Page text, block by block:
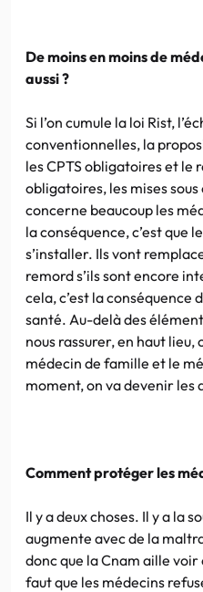
De moins en moins de
aussi ?
Si l’on cumule la loi Rist,
conventionnelles, la
les CPTS obligatoires et le
obligatoires, les mises
concerne beaucoup les
la conséquence, c’est que
s’installer. Ils vont
remord s’ils sont encore
cela, c’est la conséquence
santé. Au-delà des
nous rassurer, en haut
médecin de famille et le
moment, on va devenir les
Comment protéger les
Il y a deux choses. Il y a la
augmente avec de la
donc que la Cnam aille
faut que les médecins